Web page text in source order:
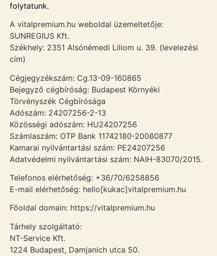
folytatunk.
A vitalpremium.hu weboldal üzemeltetője:
SUNREGIUS Kft.
Székhely: 2351 Alsónémedi Liliom u. 39. (levelezési
cím)
Cégjegyzékszám: Cg.13-09-160865
Bejegyző cégbíróság: Budapest Környéki
Törvényszék Cégbírósága
Adószám: 24207256-2-13
Közösségi adószám: HU24207256
Számlaszám: OTP Bank 11742180-20080877
Kamarai nyilvántartási szám: PE24207256
Adatvédelmi nyilvántartási szám: NAIH-83070/2015.
Telefonos elérhetőség: +36/70/6258856
E-mail elérhetőség: hello[kukac]vitalpremium.hu
Főoldal domain: https://vitalpremium.hu
Tárhely szolgáltató:
NT-Service Kft.
1224 Budapest, Damjanich utca 50.